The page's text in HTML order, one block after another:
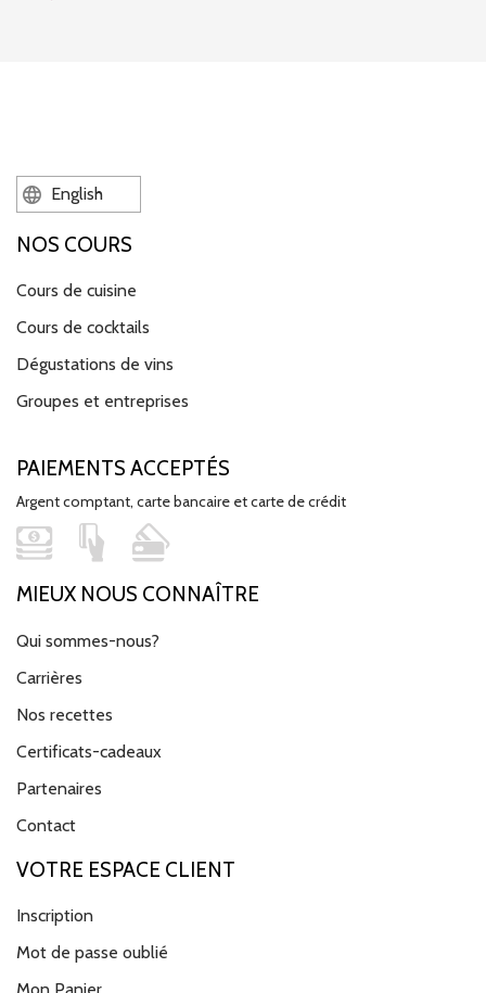
English
NOS COURS
Cours de cuisine
Cours de cocktails
Dégustations de vins
Groupes et entreprises
PAIEMENTS ACCEPTÉS
Argent comptant, carte bancaire et carte de crédit
MIEUX NOUS CONNAÎTRE
Qui sommes-nous?
Carrières
Nos recettes
Certificats-cadeaux
Partenaires
Contact
VOTRE ESPACE CLIENT
Inscription
Mot de passe oublié